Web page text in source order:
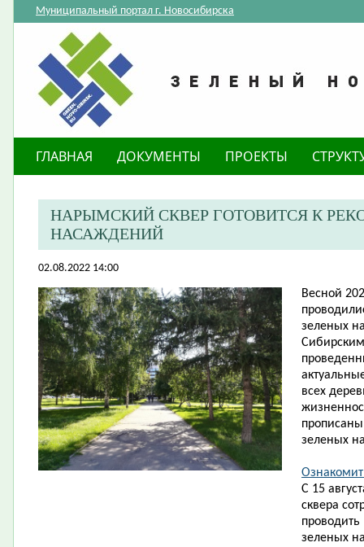
Муниципальный портал г. Новосибирска
ГЛАВНАЯ ДОКУМЕНТЫ ПРОЕКТЫ
НАРЫМСКИЙ СКВЕР ГОТОВИТСЯ К
НАСАЖДЕНИЙ
02.08.2022 14:00
Весной
зеленых
всех
зеленых
С 15
сквера
зеленых